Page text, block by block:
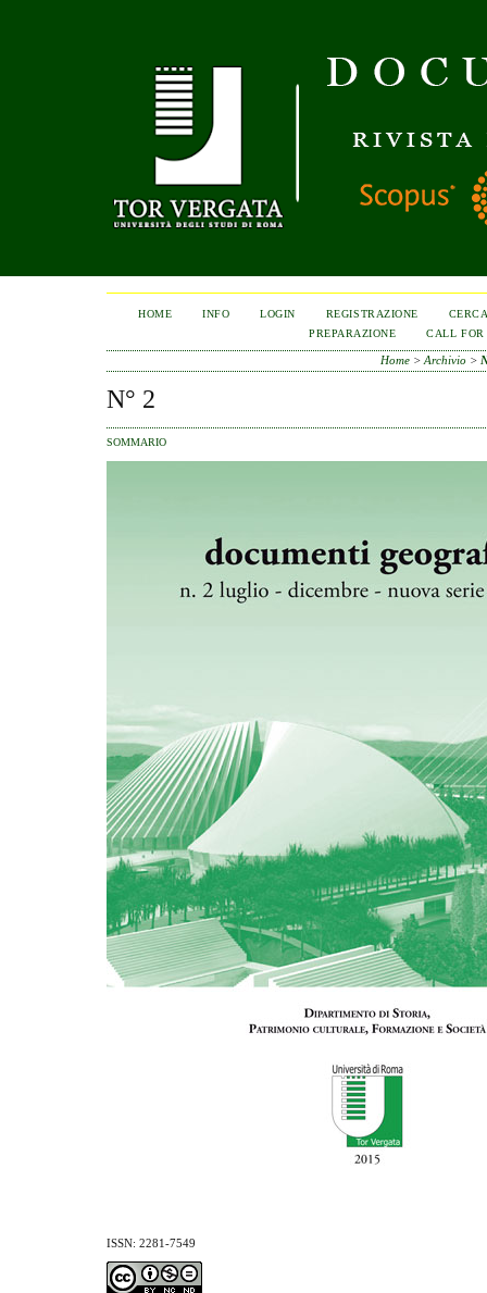
HOME INFO LOGIN REGISTRAZIONE
PREPARAZIONE
CALL FOR
Home >Archivio >
N° 2
SOMMARIO
ISSN: 2281-7549